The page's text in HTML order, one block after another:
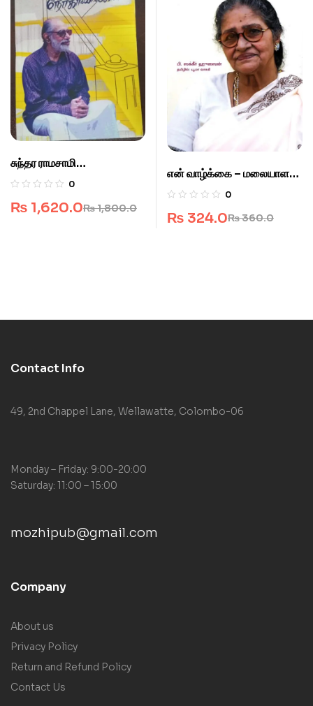
சுந்தர ராமசாமி
நேர்காணல்கள்
0
₨1,800.0
₨ 1,620.0
என் வாழ்க்கை – மலையாள
நடிகை கதீஜா நேர்காணல்
0
₨360.0
₨ 324.0
Contact Info
49, 2nd Chappel Lane, Wellawatte, Colombo-06
Monday – Friday: 9:00-20:00
Saturday: 11:00 – 15:00
mozhipub@gmail.com
Company
About us
Privacy Policy
Return and Refund Policy
Contact Us